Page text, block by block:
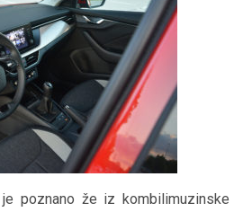
poznano že iz kombilimuzinske